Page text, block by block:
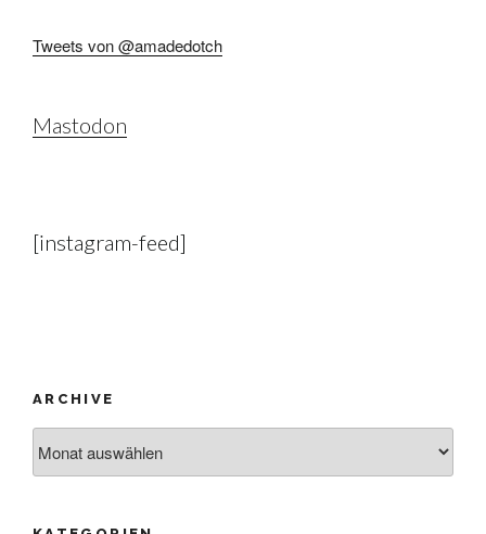
Tweets von @amadedotch
Mastodon
[instagram-feed]
ARCHIVE